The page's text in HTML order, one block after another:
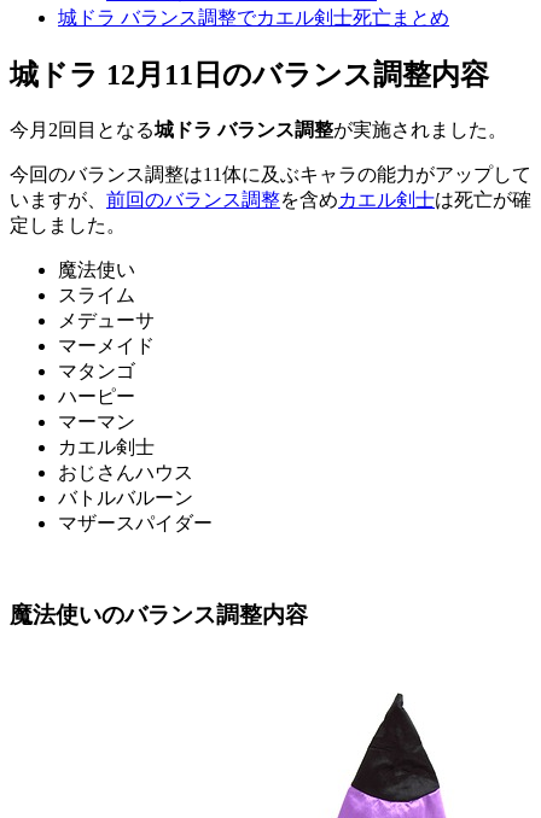
城ドラ バランス調整でカエル剣士死亡まとめ
城ドラ 12月11日のバランス調整内容
今月2回目となる城ドラ バランス調整が実施されました。
今回のバランス調整は11体に及ぶキャラの能力がアップして
いますが、 前回のバランス調整を含めカエル剣士は死亡が確
定しました。
魔法使い
スライム
メデューサ
マーメイド
マタンゴ
ハーピー
マーマン
カエル剣士
おじさんハウス
バトルバルーン
マザースパイダー
魔法使いのバランス調整内容